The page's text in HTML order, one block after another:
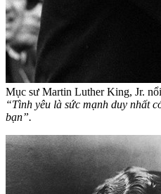
Mục sư Martin Luther King, Jr.
“Tình yêu là sức mạnh duy nhất
bạn”.